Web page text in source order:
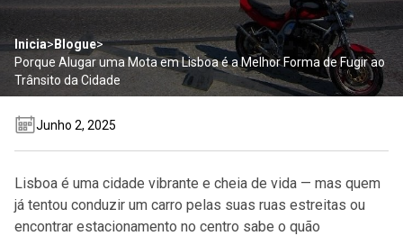
Inicia>Вlogue>
Porque Alugar uma Mota em Lisboa é a Melhor Forma de Fugir ao
Trânsito da Cidade
Junho 2, 2025
Lisboa é uma cidade vibrante e cheia de vida — mas quem
já tentou conduzir um carro pelas suas ruas estreitas ou
encontrar estacionamento no centro sabe o quão